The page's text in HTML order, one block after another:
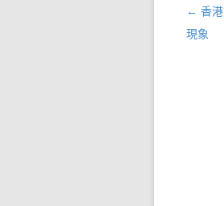
文
← 香
現象